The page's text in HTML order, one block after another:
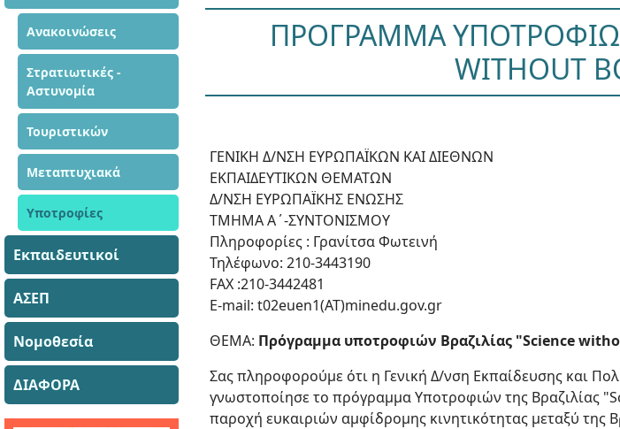
Ανακοινώσεις
Στρατιωτικές -
Αστυνομία
Τουριστικών
Μεταπτυχιακά
Υποτροφίες
Εκπαιδευτικοί
ΑΣΕΠ
Νομοθεσία
ΔΙΑΦΟΡΑ
ΠΡΟΓΡΑΜΜΑ ΥΠΟΤΡΟΦΙΩΝ
WITHOUT
ΓΕΝΙΚΗ Δ/ΝΣΗ ΕΥΡΩΠΑΪΚΩΝ ΚΑΙ ΔΙΕΘΝΩΝ
ΕΚΠΑΙΔΕΥΤΙΚΩΝ ΘΕΜΑΤΩΝ
Δ/ΝΣΗ ΕΥΡΩΠΑΪΚΗΣ ΕΝΩΣΗΣ
ΤΜΗΜΑ Α΄-ΣΥΝΤΟΝΙΣΜΟΥ
Πληροφορίες : Γρανίτσα Φωτεινή
Τηλέφωνο: 210-3443190
FAX :210-3442481
E-mail: t02euen1(ΑΤ)minedu.gov.gr
ΘΕΜΑ: Πρόγραμμα υποτροφιών Βραζιλίας "Science
Σας πληροφορούμε ότι η Γενική Δ/νση Εκπαίδευσης και
γνωστοποίησε το πρόγραμμα Υποτροφιών της Βραζιλίας
παροχή ευκαιριών αμφίδρομης κινητικότητας μεταξύ της